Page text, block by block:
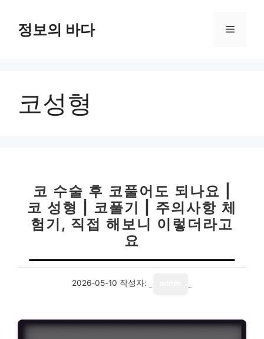
정보의 바다 메
코성형
코 수술 후 코풀어도 되나요 |
코 성형 | 코풀기 | 주의사항 체
험기, 직접 해보니 이렇더라고
요
2026-05-10 작성자: